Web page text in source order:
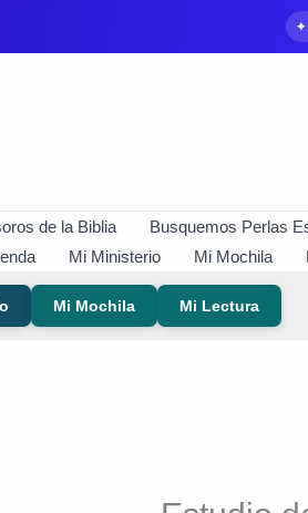
✦
de la Biblia Busquemos Perlas
Mi Ministerio Mi Mochila
Mi Mochila Mi Lectura